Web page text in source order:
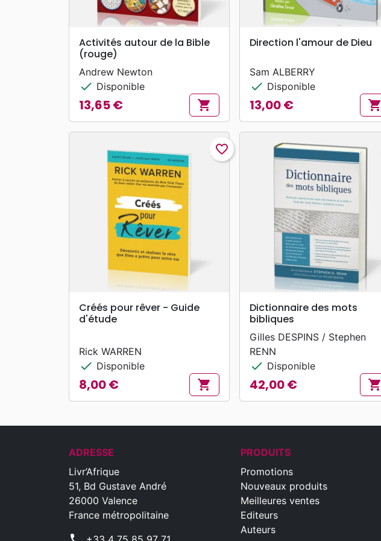
search APERÇU RAPIDE
Activités autour de la Bible
(rouge)
Andrew Newton
check Disponible
Prix
13,65 € shopping_cart
search APERÇU RAPIDE
Direction l'amour de Dieu
Sam ALBERRY
check Disponible
Prix
13,00 € shopping_cart
search APERÇU RAPIDE
favorite_border
Créés pour rêver - Guide
d'étude
Rick WARREN
check Disponible
Prix
8,00 € shopping_cart
search APERÇU RAPIDE
Dictionnaire des mots
bibliques
Gilles DESPINS / Stephen
RENN
check Disponible
Prix
42,00 € shopping_cart
ADRESSE
Livr’Afrique
51, Bd Gustave André
26000 Valence
France métropolitaine
PRODUITS
Promotions
Nouveaux produits
Meilleures ventes
Editeurs
Auteurs